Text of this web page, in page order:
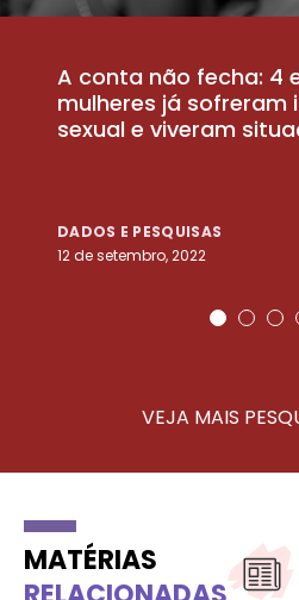
A conta não fecha: 4
mulheres já sofreram
sexual e viveram
DADOS E PESQUISAS
12 de setembro, 2022
VEJA MAIS
MATÉRIAS